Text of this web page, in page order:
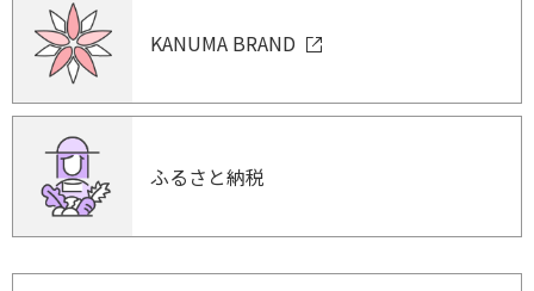
KANUMA BRAND
ふるさと納税